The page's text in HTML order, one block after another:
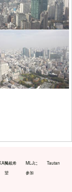
掲載希
望
MLJに
参加
Tautan